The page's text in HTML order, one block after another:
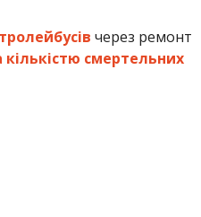
через ремонт
смертельних